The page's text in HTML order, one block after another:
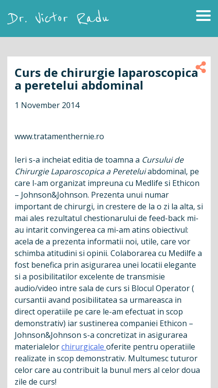
Curs de chirurgie laparoscopica
a peretelui abdominal
1 November 2014
www.tratamenthernie.ro
Ieri s-a incheiat editia de toamna a Cursului de
Chirurgie Laparoscopica a Pereteluiabdominal, pe
care l-am organizat impreuna cu Medlife si Ethicon
– Johnson&Johnson. Prezenta unui numar
important de chirurgi, in crestere de la o zi la alta, si
mai ales rezultatul chestionarului de feed-back mi-
au intarit convingerea ca mi-am atins obiectivul:
acela de a prezenta informatii noi, utile, care vor
schimba atitudini si opinii. Colaborarea cu Medilfe a
fost benefica prin asigurarea unei locatii elegante
si a posibilitatilor excelente de transmisie
audio/video intre sala de curs si Blocul Operator (
cursantii avand posibilitatea sa urmareasca in
direct operatiile pe care le-am efectuat in scop
demonstrativ) iar sustinerea companiei Ethicon –
Johnson&Johnson s-a concretizat in asigurarea
materialelorchirurgicale oferite pentru operatiile
realizate in scop demonstrativ. Multumesc tuturor
celor care au contribuit la bunul mers al celor doua
zile de curs!